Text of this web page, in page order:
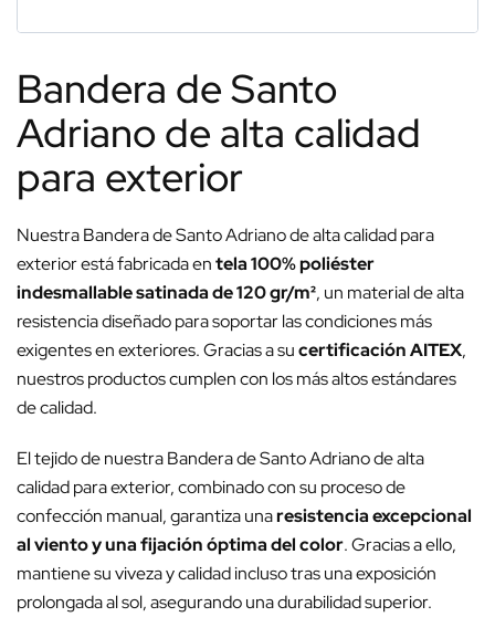
Bandera de Santo
Adriano de alta calidad
para exterior
Nuestra Bandera de Santo Adriano de alta calidad para
exterior está fabricada entela 100% poliéster
indesmallable satinada de 120 gr/m², un material de alta
resistencia diseñado para soportar las condiciones más
exigentes en exteriores. Gracias a sucertificación AITEX,
nuestros productos cumplen con los más altos estándares
de calidad.
El tejido de nuestra Bandera de Santo Adriano de alta
calidad para exterior, combinado con su proceso de
confección manual, garantiza unaresistencia excepcional
al viento y una fijación óptima del color. Gracias a ello,
mantiene su viveza y calidad incluso tras una exposición
prolongada al sol, asegurando una durabilidad superior.